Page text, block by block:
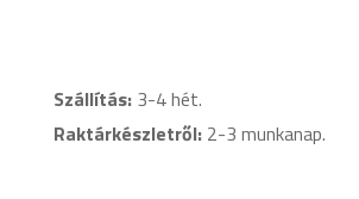
Szállítás:3-4 hét.
Raktárkészletről:2-3 munkanap.